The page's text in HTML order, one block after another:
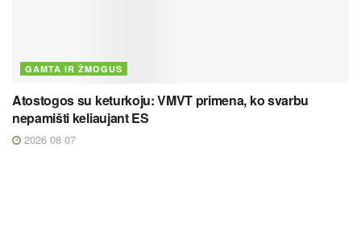
GAMTA IR ŽMOGUS
Atostogos su keturkoju: VMVT primena, ko svarbu
nepamišti keliaujant ES
2026 08 07